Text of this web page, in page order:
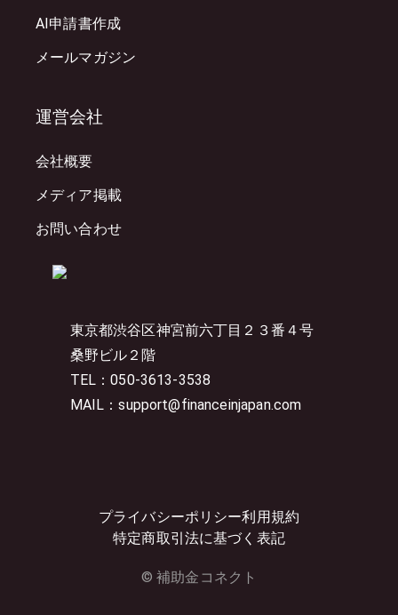
東京都渋谷区神宮前六丁目２３番４号
桑野ビル２階
TEL：050-3613-3538
MAIL：support@financeinjapan.com
プライバシーポリシー利用規約
特定商取引法に基づく表記
© 補助金コネクト
AI申請書作成
メールマガジン
運営会社
会社概要
メディア掲載
お問い合わせ